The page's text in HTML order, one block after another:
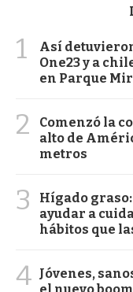
1
Así
One23 y a
en Parque
2
Comenzó la
alto de
metros
3
Hígado
ayudar a
hábitos que
4 Jóvenes,